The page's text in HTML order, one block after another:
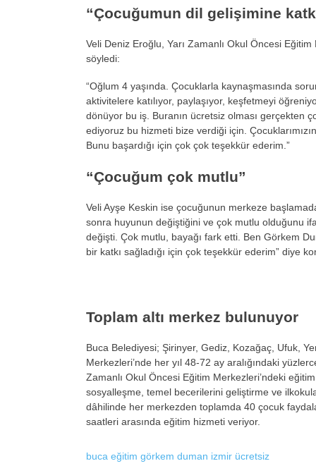
“Çocuğumun dil gelişimine
Veli Deniz Eroğlu, Yarı Zamanlı Okul Öncesi Eğitim
söyledi:
“Oğlum 4 yaşında. Çocuklarla kaynaşmasında
aktivitelere katılıyor, paylaşıyor, keşfetmeyi ö
dönüyor bu iş. Buranın ücretsiz olması gerçekten
ediyoruz bu hizmeti bize verdiği için. Çocuklar
Bunu başardığı için çok çok teşekkür ederim.”
“Çocuğum çok mutlu”
Veli Ayşe Keskin ise çocuğunun merkeze
sonra huyunun değiştiğini ve çok mutlu olduğunu
değişti. Çok mutlu, bayağı fark etti. Ben Görkem
bir katkı sağladığı için çok teşekkür ederim” diye
Toplam altı merkez bulunuyor
Buca Belediyesi; Şirinyer, Gediz, Kozağaç, Ufuk,
Merkezleri’nde her yıl 48-72 ay aralığındaki y
Zamanlı Okul Öncesi Eğitim Merkezleri’ndeki
sosyalleşme, temel becerilerini geliştirme ve
dâhilinde her merkezden toplamda 40 çocuk
saatleri arasında eğitim hizmeti veriyor.
buca eğitim görkem duman izmir ücretsiz